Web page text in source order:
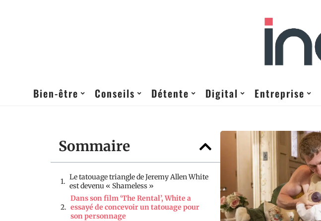
Bien-être Conseils Détente Digital Entreprise
Sommaire
Le tatouage triangle de Jeremy Allen White
est devenu « Shameless »
Dans son film ‘The Rental’, White a
essayé de concevoir un tatouage pour
son personnage